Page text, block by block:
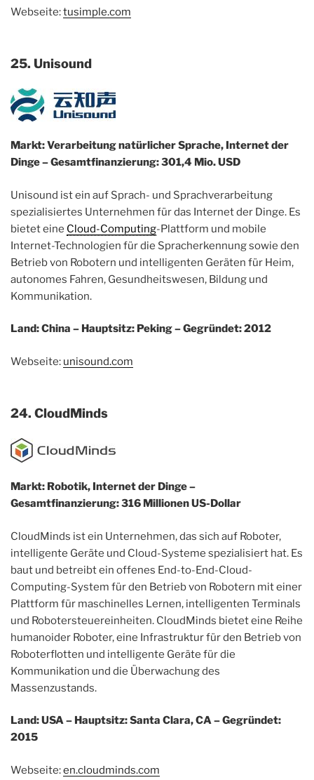
Webseite:tusimple.com
25. Unisound
Markt: Verarbeitung natürlicher Sprache, Internet der
Dinge – Gesamtfinanzierung: 301,4 Mio. USD
Unisound ist ein auf Sprach- und Sprachverarbeitung
spezialisiertes Unternehmen für das Internet der Dinge. Es
bietet eine Cloud-Computing-Plattform und mobile
Internet-Technologien für die Spracherkennung sowie den
Betrieb von Robotern und intelligenten Geräten für Heim,
autonomes Fahren, Gesundheitswesen, Bildung und
Kommunikation.
Land: China – Hauptsitz: Peking – Gegründet: 2012
Webseite: unisound.com
24. CloudMinds
Markt: Robotik, Internet der Dinge –
Gesamtfinanzierung: 316 Millionen US-Dollar
CloudMinds ist ein Unternehmen, das sich auf Roboter,
intelligente Geräte und Cloud-Systeme spezialisiert hat. Es
baut und betreibt ein offenes End-to-End-Cloud-
Computing-System für den Betrieb von Robotern mit einer
Plattform für maschinelles Lernen, intelligenten Terminals
und Robotersteuereinheiten. CloudMinds bietet eine Reihe
humanoider Roboter, eine Infrastruktur für den Betrieb von
Roboterflotten und intelligente Geräte für die
Kommunikation und die Überwachung des
Massenzustands.
Land: USA – Hauptsitz: Santa Clara, CA – Gegründet:
2015
Webseite:en.cloudminds.com